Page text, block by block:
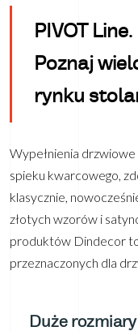
PIVOT Line.
Poznaj
rynku
Wypełnienia drzwiowe
spieku kwarcowego,
klasycznie,
złotych wzorów i
produktów Dindecor
przeznaczonych dla
Duże